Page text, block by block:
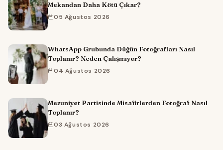
Mekandan Daha Kötü Çıkar?
05 Ağustos 2026
WhatsApp Grubunda Düğün Fotoğrafları Nasıl
Toplanır? Neden Çalışmıyor?
04 Ağustos 2026
Mezuniyet Partisinde Misafirlerden Fotoğraf Nasıl
Toplanır?
03 Ağustos 2026